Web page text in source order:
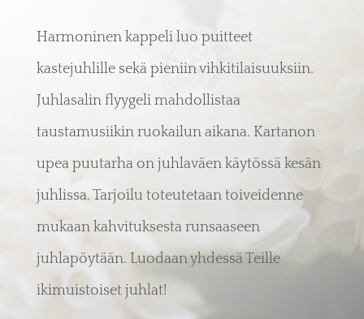
Harmoninen kappeli luo puitteet
kastejuhlille sekä pieniin vihkitilaisuuksiin.
Juhlasalin flyygeli mahdollistaa
taustamusiikin ruokailun aikana. Kartanon
upea puutarha on juhlaväen käytössä kesän
juhlissa. Tarjoilu toteutetaan toiveidenne
mukaan kahvituksesta runsaaseen
juhlapöytään. Luodaan yhdessä Teille
ikimuistoiset juhlat!